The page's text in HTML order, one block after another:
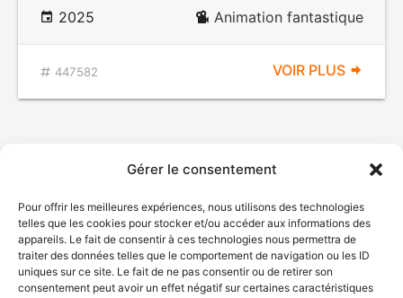
Gérer le consentement
Pour offrir les meilleures expériences, nous utilisons des technologies
telles que les cookies pour stocker et/ou accéder aux informations des
appareils. Le fait de consentir à ces technologies nous permettra de
traiter des données telles que le comportement de navigation ou les ID
uniques sur ce site. Le fait de ne pas consentir ou de retirer son
consentement peut avoir un effet négatif sur certaines caractéristiques
2025 Animation fantastique
447582 VOIR PLUS